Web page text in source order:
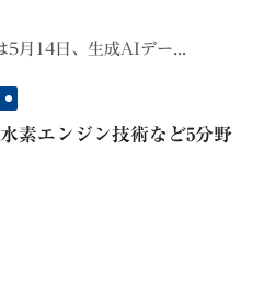
5月14日、生成AIデー...
素エンジン技術など5分野